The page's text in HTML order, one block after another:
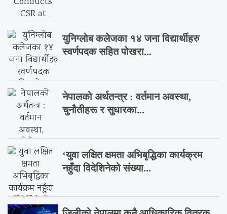
युनिग्लोब कलेजका १४ जना विद्यार्थीहरु
स्वर्णपदक सहित पोखरा...
नेपालको अर्थतन्त्र : वर्तमान अवस्था,
चुनौतीहरू र सुधारका...
‘युवा लक्षित क्षमता अभिबृद्धिका कार्यक्रम
नहुँदा विदेशिनेको संख्या...